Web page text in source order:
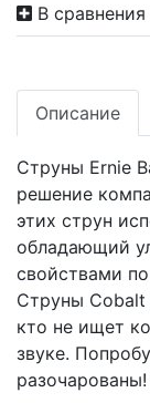
В сравнения
Описание
Струны Ernie
решение
этих струн
обладающий
свойствами
Струны Cobalt
кто не ищет
звуке.
разочарованы!